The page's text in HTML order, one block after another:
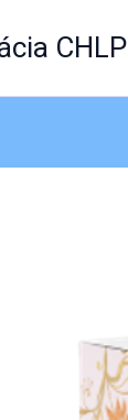
CHLP